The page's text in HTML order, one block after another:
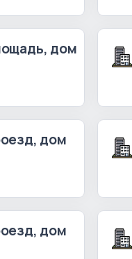
дом
дом
дом